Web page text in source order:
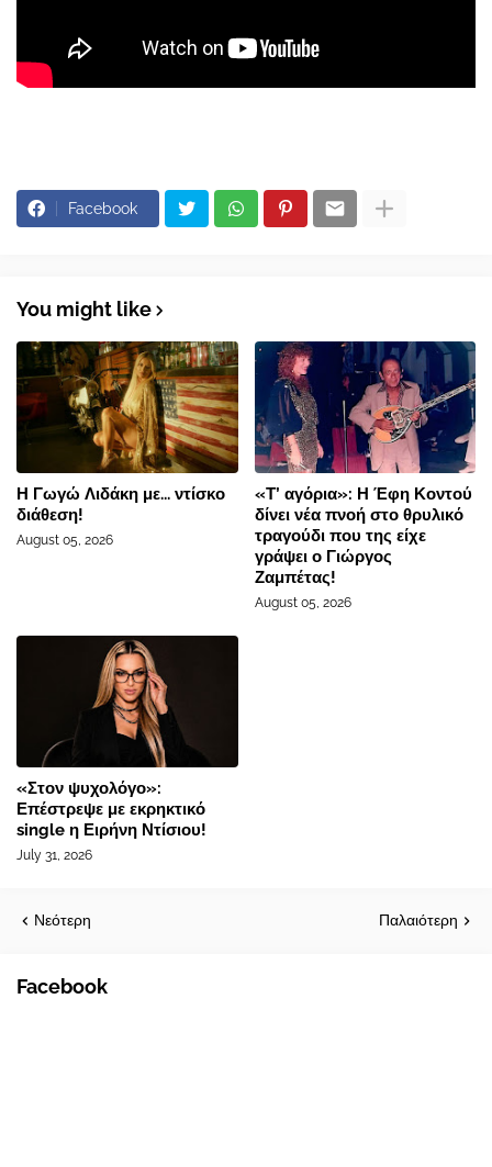
Facebook
You might like
Η Γωγώ Λιδάκη με... ντίσκο
διάθεση!
August 05, 2026
«Τ’ αγόρια»: Η Έφη Κοντού
δίνει νέα πνοή στο θρυλικό
τραγούδι που της είχε
γράψει ο Γιώργος
Ζαμπέτας!
August 05, 2026
«Στον ψυχολόγο»:
Επέστρεψε με εκρηκτικό
single η Ειρήνη Ντίσιου!
July 31, 2026
Νεότερη Παλαιότερη
Facebook